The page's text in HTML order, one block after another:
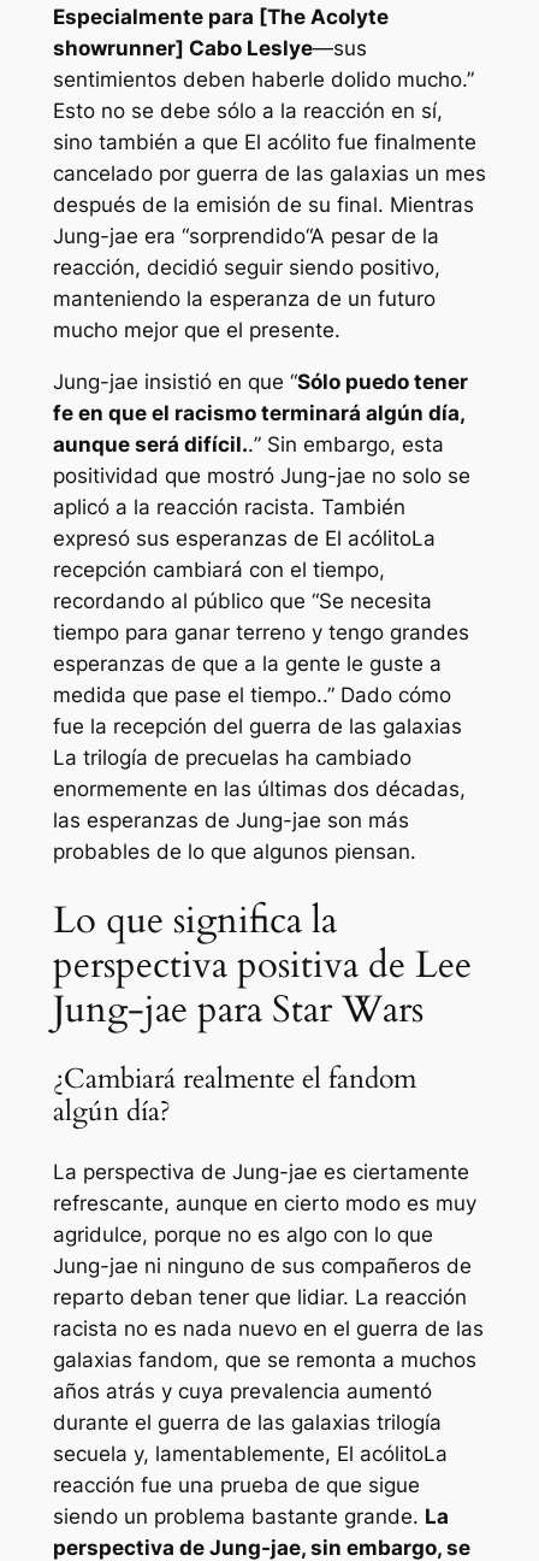
Especialmente para [The Acolyte
showrunner] Cabo Leslye—sus
sentimientos deben haberle dolido mucho.”
Esto no se debe sólo a la reacción en sí,
sino también a que El acólito fue finalmente
cancelado por guerra de las galaxias un mes
después de la emisión de su final. Mientras
Jung-jae era “sorprendido“A pesar de la
reacción, decidió seguir siendo positivo,
manteniendo la esperanza de un futuro
mucho mejor que el presente.
Jung-jae insistió en que “Sólo puedo tener
fe en que el racismo terminará algún día,
aunque será difícil..” Sin embargo, esta
positividad que mostró Jung-jae no solo se
aplicó a la reacción racista. También
expresó sus esperanzas de El acólitoLa
recepción cambiará con el tiempo,
recordando al público que “Se necesita
tiempo para ganar terreno y tengo grandes
esperanzas de que a la gente le guste a
medida que pase el tiempo..” Dado cómo
fue la recepción del guerra de las galaxias
La trilogía de precuelas ha cambiado
enormemente en las últimas dos décadas,
las esperanzas de Jung-jae son más
probables de lo que algunos piensan.
Lo que significa la
perspectiva positiva de Lee
Jung-jae para Star Wars
¿Cambiará realmente el fandom
algún día?
La perspectiva de Jung-jae es ciertamente
refrescante, aunque en cierto modo es muy
agridulce, porque no es algo con lo que
Jung-jae ni ninguno de sus compañeros de
reparto deban tener que lidiar. La reacción
racista no es nada nuevo en el guerra de las
galaxias fandom, que se remonta a muchos
años atrás y cuya prevalencia aumentó
durante el guerra de las galaxias trilogía
secuela y, lamentablemente, El acólitoLa
reacción fue una prueba de que sigue
siendo un problema bastante grande. La
perspectiva de Jung-jae, sin embargo, se